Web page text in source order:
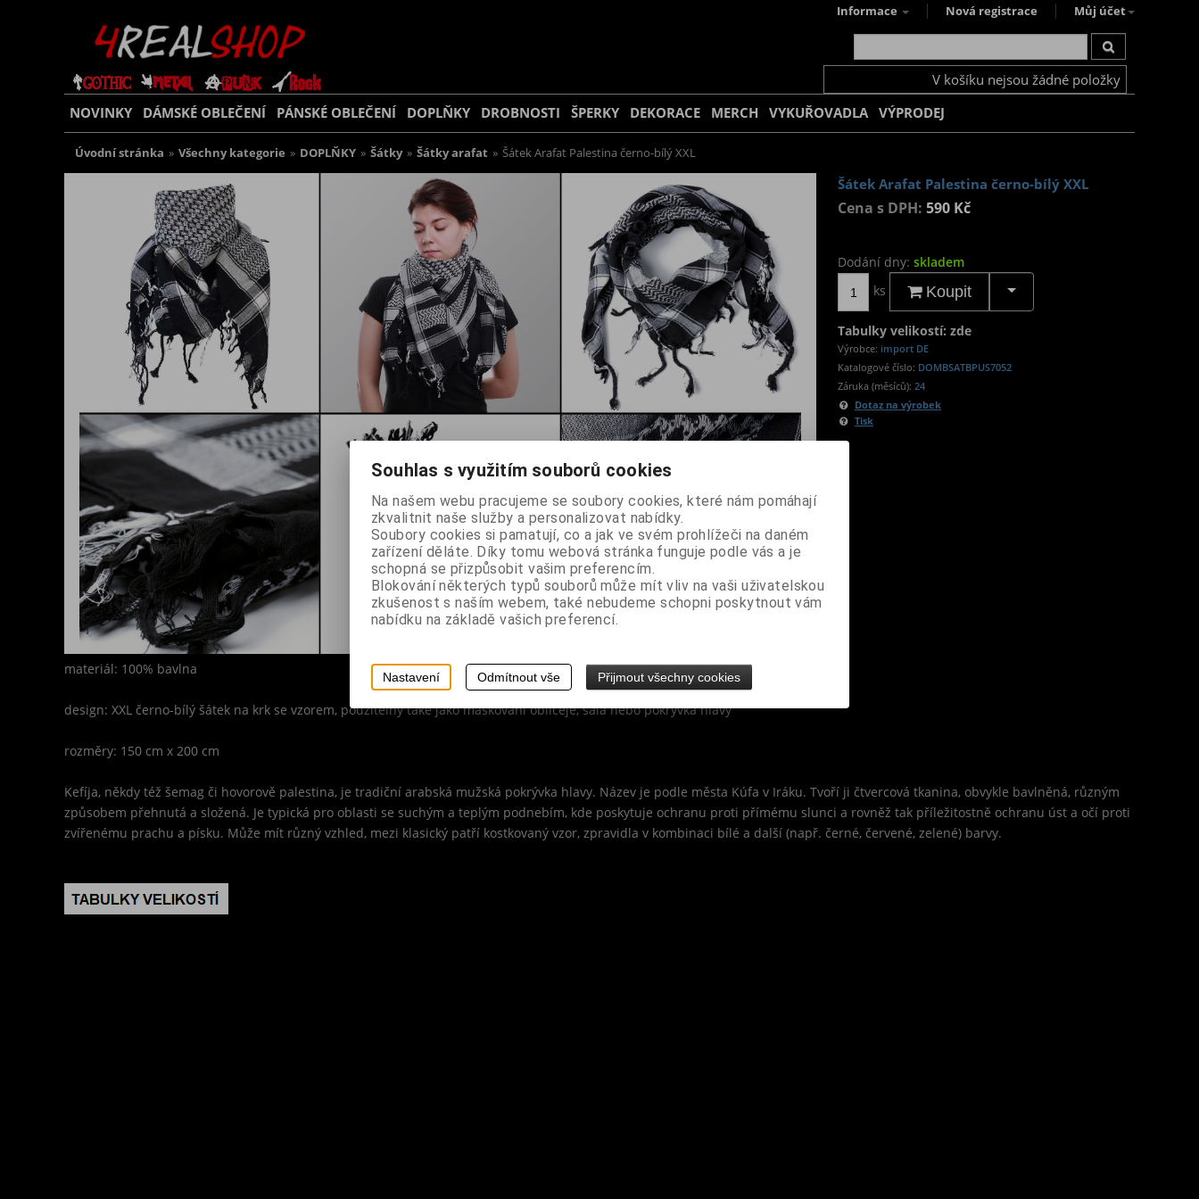
Informace Nová registrace Můj účet
V košíku nejsou žádné položky
NOVINKY DÁMSKÉ OBLEČENÍ PÁNSKÉ OBLEČENÍ DOPLŇKY DROBNOSTI ŠPERKY DEKORACE MERCH VYKUŘOVADLA VÝPRODEJ
Úvodní stránka » Všechny kategorie » DOPLŇKY » Šátky » Šátky arafat » Šátek Arafat Palestina černo-bílý XXL
Šátek Arafat Palestina černo-bílý XXL
Cena s DPH: 590 Kč
Dodání dny: skladem
ks
Koupit
Tabulky velikostí: zde
Výrobce: import DE
Katalogové číslo: DOMBSATBPUS7052
Záruka (měsíců): 24
Dotaz na výrobek
Tisk
materiál: 100% bavlna
design: XXL černo-bílý šátek na krk se vzorem, použitelný také jako maskování obličeje, šála nebo pokrývka hlavy
rozměry: 150 cm x 200 cm
Kefíja, někdy též šemag či hovorově palestina, je tradiční arabská mužská pokrývka hlavy. Název je podle města Kúfa v Iráku. Tvoří ji čtvercová tkanina, obvykle bavlněná, různým
způsobem přehnutá a složená. Je typická pro oblasti se suchým a teplým podnebím, kde poskytuje ochranu proti přímému slunci a rovněž tak příležitostně ochranu úst a očí proti
zvířenému prachu a písku. Může mít různý vzhled, mezi klasický patří kostkovaný vzor, zpravidla v kombinaci bílé a další (např. černé, červené, zelené) barvy.
Souhlas s využitím souborů cookies
Na našem webu pracujeme se soubory cookies, které nám pomáhají
zkvalitnit naše služby a personalizovat nabídky.
Soubory cookies si pamatují, co a jak ve svém prohlížeči na daném
zařízení děláte. Díky tomu webová stránka funguje podle vás a je
schopná se přizpůsobit vašim preferencím.
Blokování některých typů souborů může mít vliv na vaši uživatelskou
zkušenost s naším webem, také nebudeme schopni poskytnout vám
nabídku na základě vašich preferencí.
Nastavení Odmítnout vše Přijmout všechny cookies